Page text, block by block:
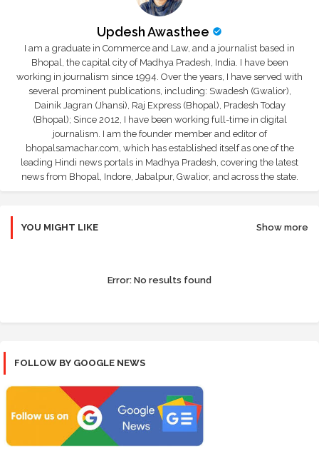
Updesh Awasthee
I am a graduate in Commerce and Law, and a journalist based in
Bhopal, the capital city of Madhya Pradesh, India. I have been
working in journalism since 1994. Over the years, I have served with
several prominent publications, including: Swadesh (Gwalior),
Dainik Jagran (Jhansi), Raj Express (Bhopal), Pradesh Today
(Bhopal); Since 2012, I have been working full-time in digital
journalism. I am the founder member and editor of
bhopalsamachar.com, which has established itself as one of the
leading Hindi news portals in Madhya Pradesh, covering the latest
news from Bhopal, Indore, Jabalpur, Gwalior, and across the state.
YOU MIGHT LIKE Show more
Error: No results found
FOLLOW BY GOOGLE NEWS